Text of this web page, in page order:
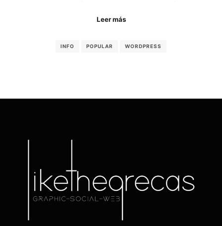
Leer más
INFO POPULAR WORDPRESS